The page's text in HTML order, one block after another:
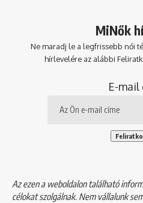
MiNők
Ne maradj le a legfrissebb női
hírlevelére az alábbi
E-mail
Az ezen a weboldalon található
célokat szolgálnak. Nem vállalunk